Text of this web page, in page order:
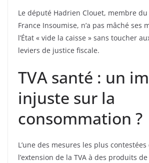
Le député Hadrien Clouet, membre du
France Insoumise, n’a pas mâché ses
l’État « vide la caisse » sans toucher
leviers de justice fiscale.
TVA santé : un
injuste sur la
consommation ?
L’une des mesures les plus
l’extension de la TVA à des produits